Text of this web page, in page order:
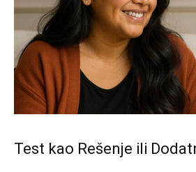
Test kao Rešenje ili